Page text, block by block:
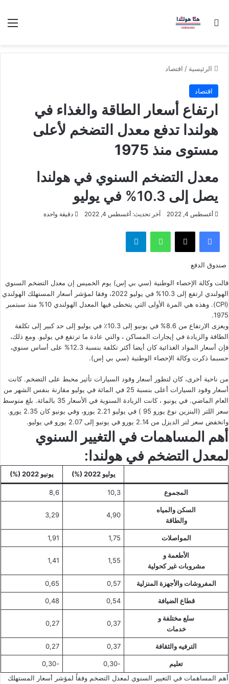
بحث عن
الرئيسية / اقتصاد
اقتصاد
ارتفاع أسعار الطاقة والغذاء في
هولندا تدفع معدل التضخم لأعلى
مستوى منذ 1975
معدل التضخم السنوي في هولندا
يصل إلى 10.3% في يوليو
أغسطس 4, 2022 آخر تحديث: أغسطس 4, 2022 دقيقة واحدة
فيسبوك ‫X واتساب تيلقرام
صندوق الدفع
قالت وكالة الإحصاء الوطنية (سي بي إس) يوم الخميس إن معدل التضخم السنوي
الهولندي ارتفع إلى 10.3% في يوليو 2022، وفقا لمؤشر أسعار المستهلك الهولندي
(CPI). وهذه هي المرة الأولى التي يتخطى فيها المعدل الهولندي 10% منذ سبتمبر
1975.
ويعزى الارتفاع من 8.6% في يونيو إلى 10.3٪ في يوليو إلى حد كبير إلى تكلفة
الطاقة والزيادة في إيجارات المساكن ، والتي عادة ما ترتفع في يوليو. ومع ذلك،
فإن أسعار المواد الغذائية كان أيضا أكثر تكلفة بنسبة 12.3% على أساس سنوي،
حسبما ذكرت وكالة الإحصاء الوطنية (سي بي إس).
من ناحية أخرى، كان لتطور أسعار وقود السيارات تأثير محبط على التضخم. كانت
أسعار وقود السيارات أعلى بنسبة 25 في المائة في يوليو مقارنة بنفس الشهر من
العام الماضي. في يونيو ، كانت الزيادة السنوية في الأسعار 35 بالمائة. بلغ متوسط ​​
سعر اللتر (البنزين نوع يورو 95 ) في يوليو 2.21 يورو، وفي يونيو كان 2.35 يورو.
وانخفض سعر لتر الديزل من 2.14 يورو في يونيو إلى 2.07 يورو في يوليو.
أهم المساهمات في التغيير السنوي
لمعدل التضخم في هولندا:
يوليو 2022 (%) يونيو 2022 (%)
المجموع 10,3
8,6
السكن والمياه
والطاقة
4,90
3,29
المواصلات 1,75
1,91
الأطعمة و
مشروبات غير كحولية
1,55
1,41
المفروشات والأجهزة المنزلية 0,57
0,65
قطاع الضيافة 0,54
0,48
سلع مختلفة و
خدمات
0,37
0,27
الترفيه والثقافة 0,37
0,27
تعليم -0,30
-0,30
أهم المساهمات في التغيير السنوي لمعدل التضخم وفقاً لمؤشر أسعار المستهلك